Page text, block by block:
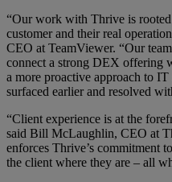
“Our work with Thrive is
customer and their real
CEO at TeamViewer. “Our
connect a strong DEX offering
a more proactive approach to IT
surfaced earlier and resolved
“Client experience is at the
said Bill McLaughlin, CEO at
enforces Thrive’s commitment
the client where they are – all